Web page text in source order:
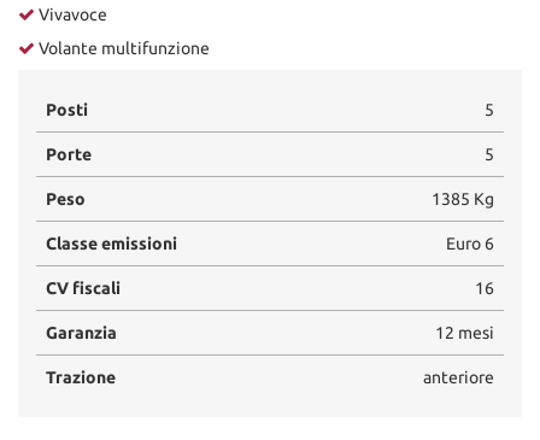
Vivavoce
Volante multifunzione
Posti 5
Porte 5
Peso 1385 Kg
Classe emissioni Euro 6
CV fiscali 16
Garanzia 12 mesi
Trazione anteriore